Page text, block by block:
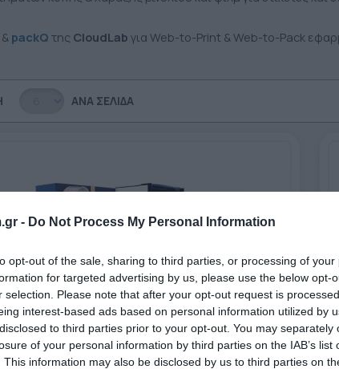
- Do Not Process My Personal Information
opt-out of the sale, sharing to third parties, or processing of your
for targeted advertising by us, please use the below opt-
selection. Please note that after your opt-out request is
interest-based ads based on personal information utilized by
to third parties prior to your opt-out. You may separately
of your personal information by third parties on the IAB’s list
This information may also be disclosed by us to third parties on
& packQ της CloudLab για Web-to-Print & Web-to-Pack
ΑΝΆ ΣΕΛΊΔΑ